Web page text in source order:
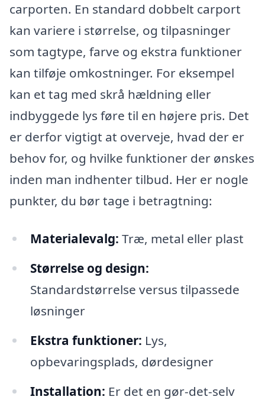
carporten. En standard dobbelt carport
kan variere i størrelse, og tilpasninger
som tagtype, farve og ekstra funktioner
kan tilføje omkostninger. For eksempel
kan et tag med skrå hældning eller
indbyggede lys føre til en højere pris. Det
er derfor vigtigt at overveje, hvad der er
behov for, og hvilke funktioner der ønskes
inden man indhenter tilbud. Her er nogle
punkter, du bør tage i betragtning:
Materialevalg: Træ, metal eller plast
Størrelse og design:
Standardstørrelse versus tilpassede
løsninger
Ekstra funktioner: Lys,
opbevaringsplads, dørdesigner
Installation: Er det en gør-det-selv